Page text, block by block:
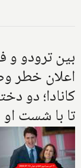
بین ترودو و
کانادا؛ دو
تا با شست